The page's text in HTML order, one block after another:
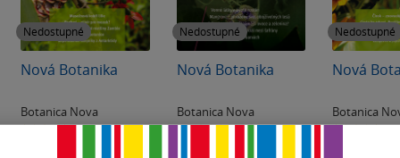
Nedostupné
Nová Botanika
Botanica Nova
0.0
Nedostupné
Nová Botanika
Botanica Nova
0.0
Nedostupné
Nová
Botanica
0.0